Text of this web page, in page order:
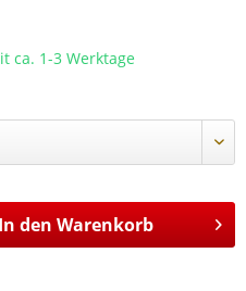
ca. 1-3 Werktage
In den Warenkorb